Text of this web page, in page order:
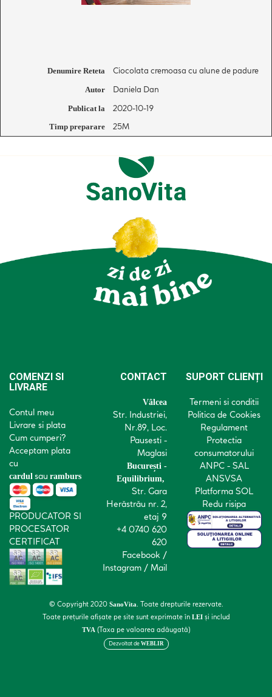
Denumire Reteta Ciocolata cremoasa cu alune de padure
Autor Daniela Dan
Publicat la 2020-10-19
Timp preparare 25M
COMENZI SI
LIVRARE
Contul meu
Livrare si plata
Cum cumperi?
Acceptam plata
cu
cardul sau ramburs
PRODUCATOR SI
PROCESATOR
CERTIFICAT
CONTACT
Vâlcea
Str. Industriei,
Nr.89, Loc.
Pausesti -
Maglasi
București -
Equilibrium,
Str. Gara
Herăstrău nr. 2,
etaj 9
+4 0740 620
620
Facebook /
Instagram / Mail
SUPORT CLIENȚI
Termeni si conditii
Politica de Cookies
Regulament
Protectia
consumatorului
ANPC - SAL
ANSVSA
Platforma SOL
Redu risipa
© Copyright 2020 SanoVita. Toate drepturile rezervate.
Toate prețurile afișate pe site sunt exprimate în LEIși includ
TVA(Taxa pe valoarea adăugată)
Dezvoltat de WEBLIR